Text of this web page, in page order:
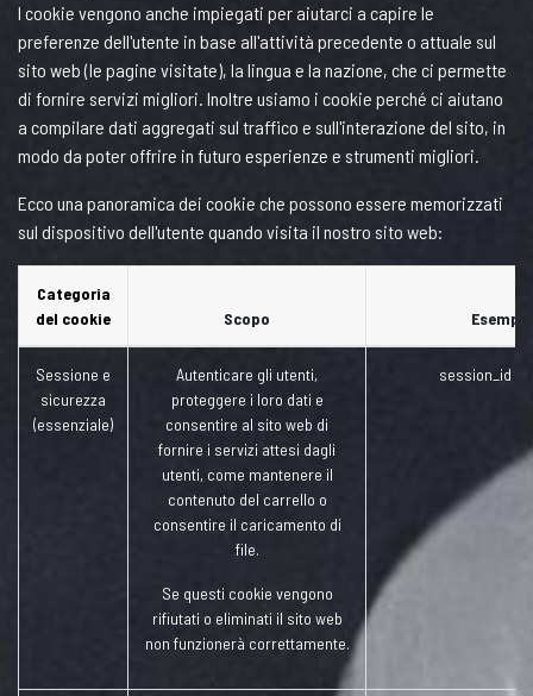
I cookie vengono anche impiegati per aiutarci a capire le
preferenze dell'utente in base all'attività precedente o attuale sul
sito web (le pagine visitate), la lingua e la nazione, che ci permette
di fornire servizi migliori. Inoltre usiamo i cookie perché ci aiutano
a compilare dati aggregati sul traffico e sull'interazione del sito, in
modo da poter offrire in futuro esperienze e strumenti migliori.
Ecco una panoramica dei cookie che possono essere memorizzati
sul dispositivo dell'utente quando visita il nostro sito web:
Categoria
del cookie
Scopo Esempi
Sessione e
sicurezza
(essenziale)
Autenticare gli utenti,
proteggere i loro dati e
consentire al sito web di
fornire i servizi attesi dagli
utenti, come mantene​re il
contenuto del carrello o
consentire il caricamento di
file.
Se questi cookie vengono
rifiutati o eliminati il sito web
non funzionerà correttamente.
session_id